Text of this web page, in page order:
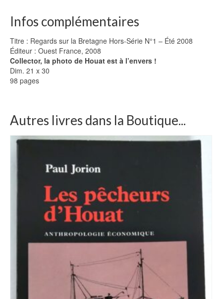
Infos complémentaires
Titre : Regards sur la Bretagne Hors-Série N°1 – Été 2008
Éditeur : Ouest France, 2008
Collector, la photo de Houat est à l’envers !
Dim. 21 x 30
98 pages
Autres livres dans la Boutique...